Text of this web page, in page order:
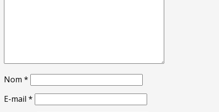
Nom *
E-mail *